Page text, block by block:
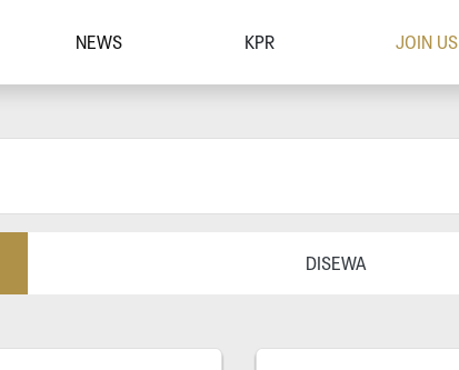
NEWS KPR JOIN US
DISEWA